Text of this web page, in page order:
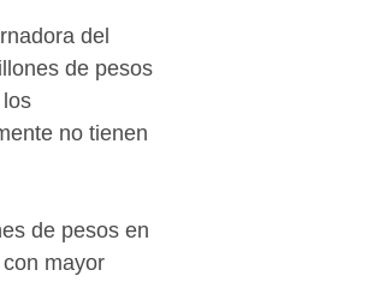
del
de pesos
no tienen
de pesos en
mayor